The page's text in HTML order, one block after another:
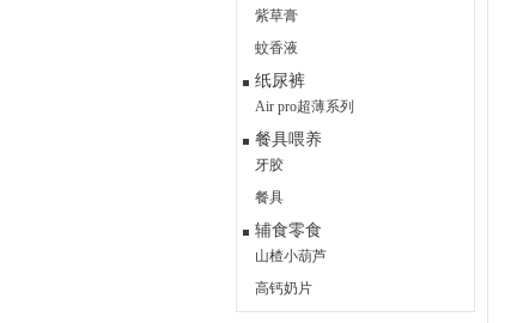
紫草膏
蚊香液
纸尿裤
Air pro超薄系列
餐具喂养
牙胶
餐具
辅食零食
山楂小葫芦
高钙奶片